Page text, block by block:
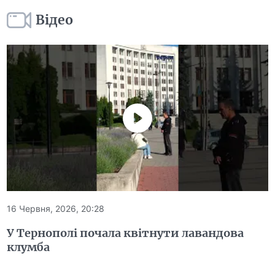
Відео
16 Червня, 2026, 20:28
У Тернополі почала квітнути лавандова
клумба